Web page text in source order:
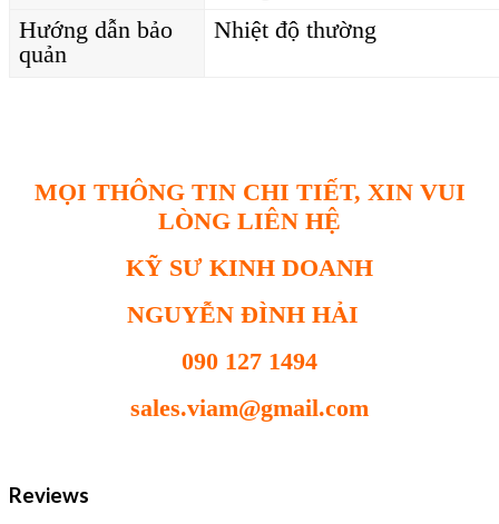
Hướng dẫn bảo
quản
Nhiệt độ thường
MỌI THÔNG TIN CHI TIẾT, XIN VUI
LÒNG LIÊN HỆ
KỸ SƯ KINH DOANH
NGUYỄN ĐÌNH HẢI
090 127 1494
sales.viam@gmail.com
Reviews